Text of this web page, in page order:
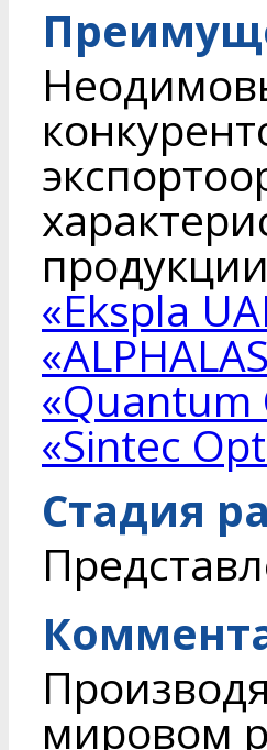
«Ekspla
«Quantum
«Sintec
Стадия
мировом